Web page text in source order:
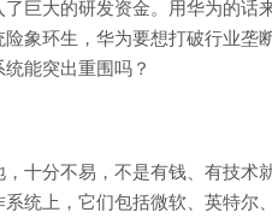
巨大的研发资金。用华为的话
象环生，华为要想打破行业垄
能突出重围吗？
十分不易，不是有钱、有技术
统上，它们包括微软、英特尔